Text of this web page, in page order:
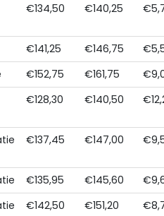
€134,50 €140,25
€141,25 €146,75
€152,75 €161,75
€128,30 €140,50
€137,45 €147,00
€135,95 €145,60
€142,50 €151,20